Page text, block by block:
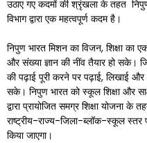
उठाए गए कदमों की श्रृंखला के तहत
विभाग द्वारा एक महत्वपूर्ण कदम है।
निपुण भारत मिशन का विजन, शिक्षा का
और संख्या ज्ञान की नींव तैयार हो
की पढ़ाई पूरी करने पर पढ़ाई, लिखाई
सके। निपुण भारत को स्कूल शिक्षा और
द्वारा प्रायोजित समग्र शिक्षा योजना
राष्ट्रीय-राज्य-जिला-ब्लॉक-स्कूल स्तर
किया जाएगा।